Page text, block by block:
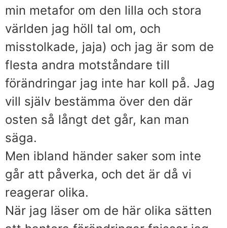
min metafor om den lilla och stora
världen jag höll tal om, och
misstolkade, jaja) och jag är som de
flesta andra motståndare till
förändringar jag inte har koll på. Jag
vill själv bestämma över den där
osten så långt det går, kan man
säga.
Men ibland händer saker som inte
går att påverka, och det är då vi
reagerar olika.
När jag läser om de här olika sätten